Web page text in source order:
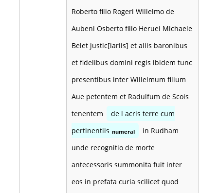
Roberto filio Rogeri Willelmo de
Aubeni Osberto filio Heruei Michaele
Belet justic[iariis] et aliis baronibus
et fidelibus domini regis ibidem tunc
presentibus inter Willelmum filium
Aue petentem et Radulfum de Scois
tenentem
de l acris terre cum
pertinentiis numeral
in Rudham
unde recognitio de morte
antecessoris summonita fuit inter
eos in prefata curia scilicet quod